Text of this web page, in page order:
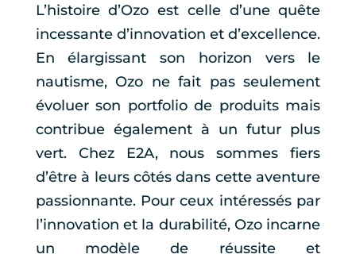
L’histoire d’Ozo est celle d’une quête
incessante d’innovation et d’excellence.
En élargissant son horizon vers le
nautisme, Ozo ne fait pas seulement
évoluer son portfolio de produits mais
contribue également à un futur plus
vert. Chez E2A, nous sommes fiers
d’être à leurs côtés dans cette aventure
passionnante. Pour ceux intéressés par
l’innovation et la durabilité, Ozo incarne
un modèle de réussite et